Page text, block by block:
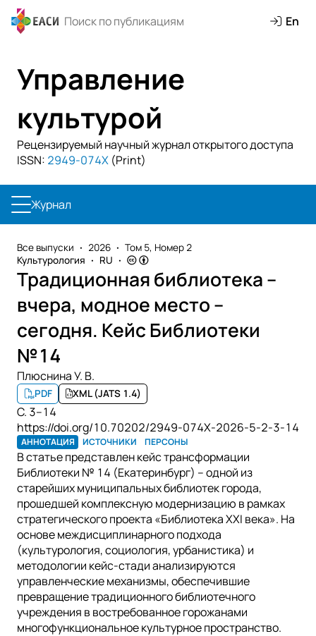
En
Управление
культурой
Рецензируемый научный журнал открытого доступа
ISSN: 2949-074X (Print)
Журнал
Все выпуски 2026
Том 5, Номер 2
Культурология
RU
Традиционная библиотека –
вчера, модное место –
сегодня. Кейс Библиотеки
№14
Плюснина У. В.
PDF XML (JATS 1.4)
С. 3–14
https://doi.org/10.70202/2949-074X-2026-5-2-3-14
АННОТАЦИЯ ИСТОЧНИКИ ПЕРСОНЫ
В статье представлен кейс трансформации
Библиотеки № 14 (Екатеринбург) – одной из
старейших муниципальных библиотек города,
прошедшей комплексную модернизацию в рамках
стратегического проекта «Библиотека XXI века». На
основе междисциплинарного подхода
(культурология, социология, урбанистика) и
методологии кейс-стади анализируются
управленческие механизмы, обеспечившие
превращение традиционного библиотечного
учреждения в востребованное горожанами
многофункциональное культурное пространство.